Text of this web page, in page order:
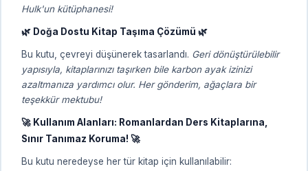
Hulk'un kütüphanesi!
🌿 Doğa Dostu Kitap Taşıma Çözümü 🌿
Bu kutu, çevreyi düşünerek tasarlandı. Geri dönüştürülebilir
yapısıyla, kitaplarınızı taşırken bile karbon ayak izinizi
azaltmanıza yardımcı olur. Her gönderim, ağaçlara bir
teşekkür mektubu!
🚀 Kullanım Alanları: Romanlardan Ders Kitaplarına,
Sınır Tanımaz Koruma! 🚀
Bu kutu neredeyse her tür kitap için kullanılabilir: